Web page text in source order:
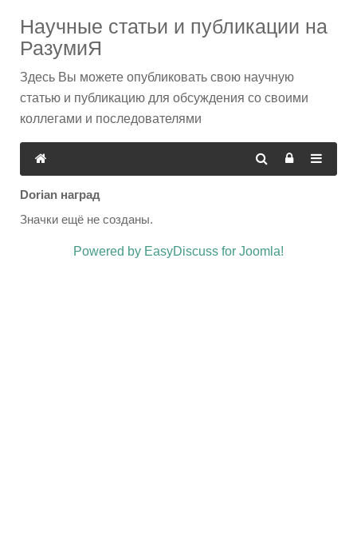
Научные статьи и публикации на
РазумиЯ
Здесь Вы можете опубликовать свою научную
статью и публикацию для обсуждения со своими
коллегами и последователями
Dorian наград
Значки ещё не созданы.
Powered by EasyDiscuss for Joomla!